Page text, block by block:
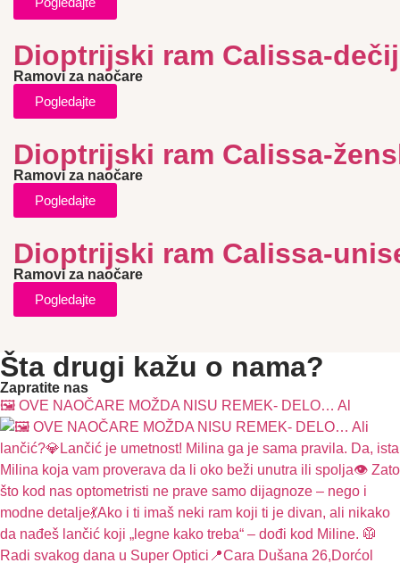
Dioptrijski ram Calissa-
Ramovi za naočare
Pogledajte
Dioptrijski ram Calissa-
Ramovi za naočare
Pogledajte
Dioptrijski ram Calissa-
Ramovi za naočare
Pogledajte
Šta drugi kažu o nama?
Zapratite nas
🖼️ OVE NAOČARE MOŽDA NISU REMEK- DELO… Al